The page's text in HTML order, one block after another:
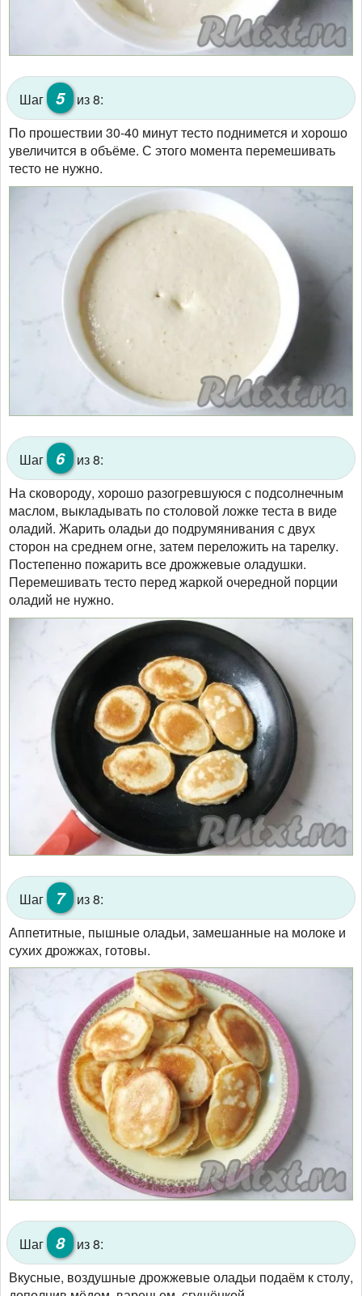
Шаг 5
из 8:
По прошествии 30-40 минут тесто поднимется и хорошо
увеличится в объёме. С этого момента перемешивать
тесто не нужно.
Шаг 6
из 8:
На сковороду, хорошо разогревшуюся с подсолнечным
маслом, выкладывать по столовой ложке теста в виде
оладий. Жарить оладьи до подрумянивания с двух
сторон на среднем огне, затем переложить на тарелку.
Постепенно пожарить все дрожжевые оладушки.
Перемешивать тесто перед жаркой очередной порции
оладий не нужно.
Шаг 7
из 8:
Аппетитные, пышные оладьи, замешанные на молоке и
сухих дрожжах, готовы.
Шаг 8
из 8:
Вкусные, воздушные дрожжевые оладьи подаём к столу,